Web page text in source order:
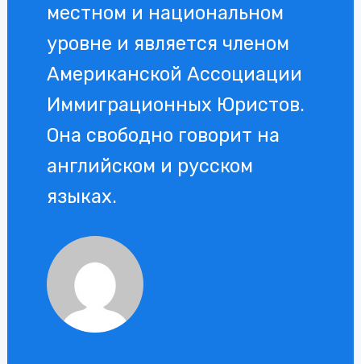
местном и национальном
уровне и является членом
Американской Ассоциации
Иммиграционных Юристов.
Она свободно говорит на
английском и русском
языках.